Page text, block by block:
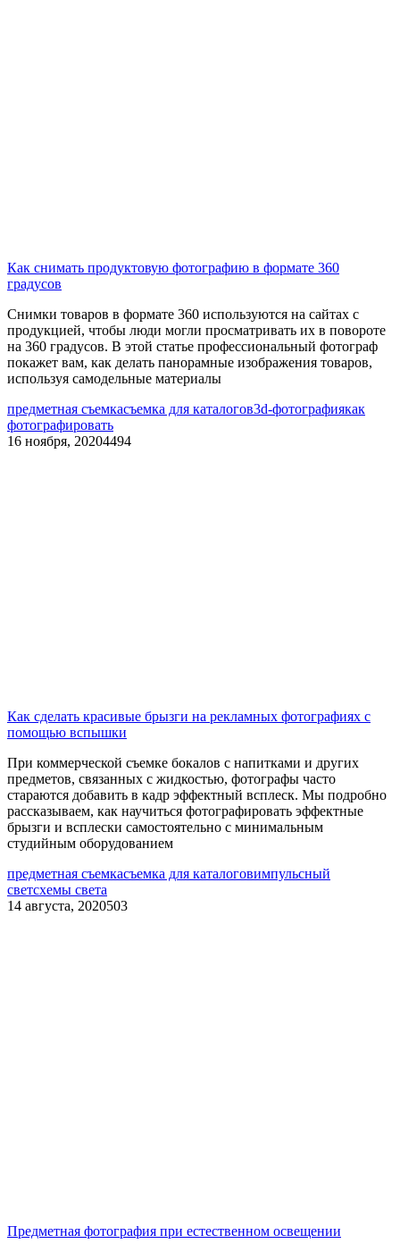
Как снимать продуктовую фотографию в формате 360
градусов
Снимки товаров в формате 360 используются на сайтах с
продукцией, чтобы люди могли просматривать их в повороте
на 360 градусов. В этой статье профессиональный фотограф
покажет вам, как делать панорамные изображения товаров,
используя самодельные материалы
предметная съемкасъемка для каталогов3d-фотографиякак
фотографировать
16 ноября, 20204494
Как сделать красивые брызги на рекламных фотографиях с
помощью вспышки
При коммерческой съемке бокалов с напитками и других
предметов, связанных с жидкостью, фотографы часто
стараются добавить в кадр эффектный всплеск. Мы подробно
рассказываем, как научиться фотографировать эффектные
брызги и всплески самостоятельно с минимальным
студийным оборудованием
предметная съемкасъемка для каталоговимпульсный
светсхемы света
14 августа, 2020503
Предметная фотография при естественном освещении